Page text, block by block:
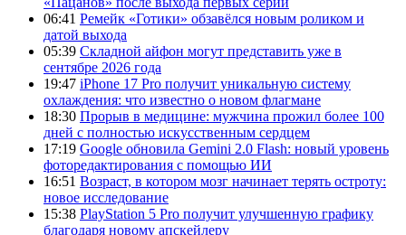
06:41 Ремейк «Готики» обзавёлся новым роликом и
датой выхода
05:39 Складной айфон могут представить уже в
сентябре 2026 года
19:47 iPhone 17 Pro получит уникальную систему
охлаждения: что известно о новом флагмане
18:30 Прорыв в медицине: мужчина прожил более 100
дней с полностью искусственным сердцем
17:19 Google обновила Gemini 2.0 Flash: новый уровень
фоторедактирования с помощью ИИ
16:51 Возраст, в котором мозг начинает терять остроту:
новое исследование
15:38 PlayStation 5 Pro получит улучшенную графику
благодаря новому апскейлеру